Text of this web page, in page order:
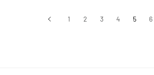
‹前へ 1 2 3 4 5 6